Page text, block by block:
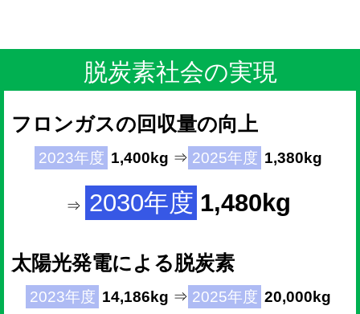
脱炭素社会の実現
フロンガスの回収量の向上
2023年度 1,400kg ⇒ 2025年度 1,380kg
⇒ 2030年度 1,480kg
太陽光発電による脱炭素
2023年度 14,186kg ⇒ 2025年度 20,000kg